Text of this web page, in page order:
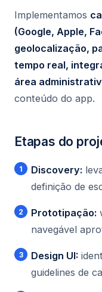
Implementamos
(Google, Apple,
geolocalização,
tempo real,
área
conteúdo do app.
Etapas do
Discovery:
definição de
Prototipação:
navegável
Design UI:
guidelines de